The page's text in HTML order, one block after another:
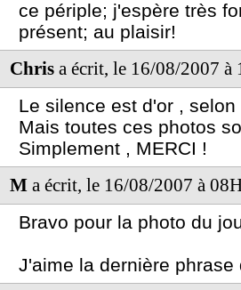
ce périple; j'espère très
présent; au plaisir!
Chris a écrit, le 16/08/2007 à
Le silence est d'or ,
Mais toutes ces photos
Simplement , MERCI !
M a écrit, le 16/08/2007 à
Bravo pour la photo du
J'aime la dernière phrase